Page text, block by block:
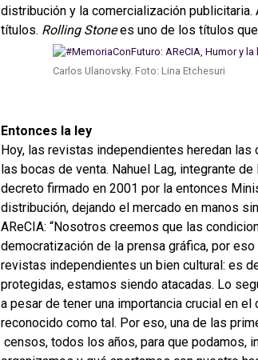
distribución y la comercialización
títulos. Rolling Stonees uno de los títulos que
Carlos Ulanovsky. Foto: Lina Etchesuri
Entonces la ley
Hoy, las revistas independientes heredan
las bocas de venta. Nahuel Lag, integrante
decreto firmado en 2001 por la entonces
distribución, dejando el mercado en manos
AReCIA: “Nosotros creemos que las
democratización de la prensa gráfica, por
revistas independientes un bien cultural: es
protegidas, estamos siendo atacadas. Lo
a pesar de tener una importancia crucial en
reconocido como tal. Por eso, una de las
censos, todos los años, para que podamos,